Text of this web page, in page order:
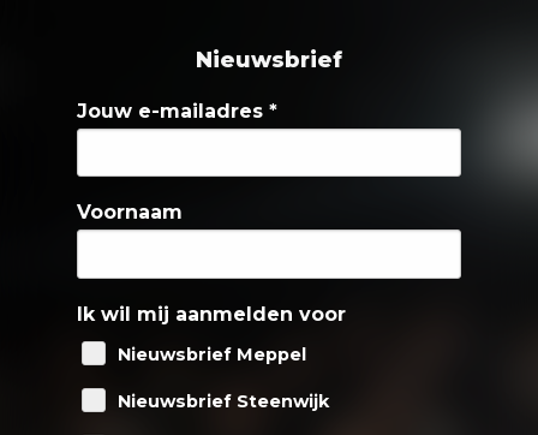
Nieuwsbrief
Jouw e-mailadres *
Voornaam
Ik wil mij aanmelden voor
Nieuwsbrief Meppel
Nieuwsbrief Steenwijk